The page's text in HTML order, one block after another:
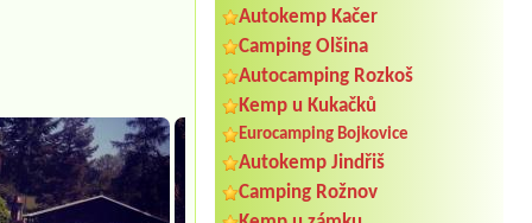
Autokemp Kačer
Camping Olšina
Autocamping Rozkoš
Kemp u Kukačků
Eurocamping Bojkovice
Autokemp Jindřiš
Camping Rožnov
Termín od 2026-07-31 |
Lanškroun
stanykara